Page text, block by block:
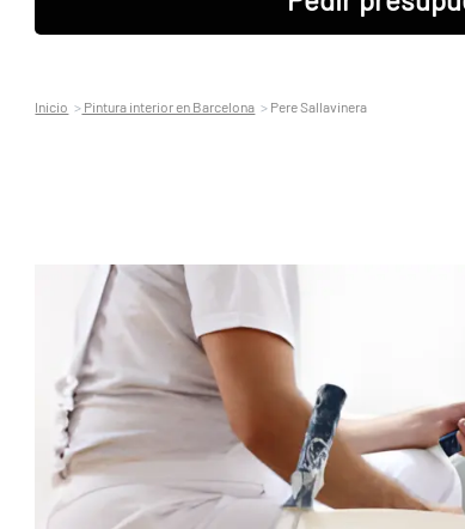
Inicio Pintura interior en Barcelona Pere Sallavinera